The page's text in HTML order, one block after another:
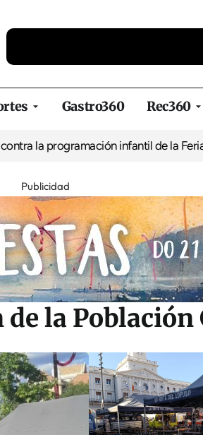
Gastro360 Rec360
infantil de la Feria de la
Publicidad
la Población